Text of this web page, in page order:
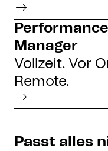
Manager
Vollzeit. Vor
Remote.
Passt alles